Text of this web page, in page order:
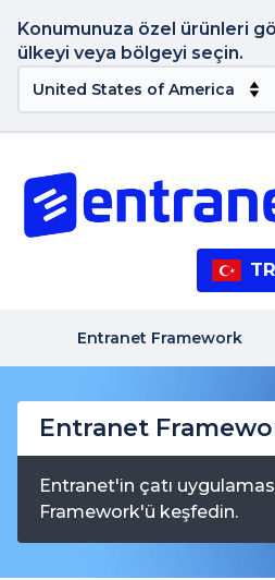
Konumunuza özel ürünleri
ülkeyi veya bölgeyi seçin.
TR
Entranet Framework
Entranet
Entranet'in çatı
Framework'ü keşfedin.